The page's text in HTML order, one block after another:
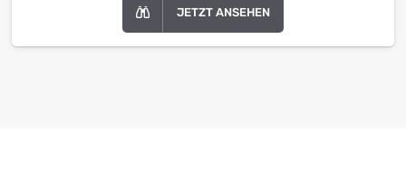
JETZT ANSEHEN